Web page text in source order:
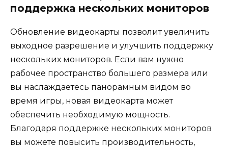
поддержка нескольких мониторов
Обновление видеокарты позволит увеличить
выходное разрешение и улучшить поддержку
нескольких мониторов. Если вам нужно
рабочее пространство большего размера или
вы наслаждаетесь панорамным видом во
время игры, новая видеокарта может
обеспечить необходимую мощность.
Благодаря поддержке нескольких мониторов
вы можете повысить производительность,